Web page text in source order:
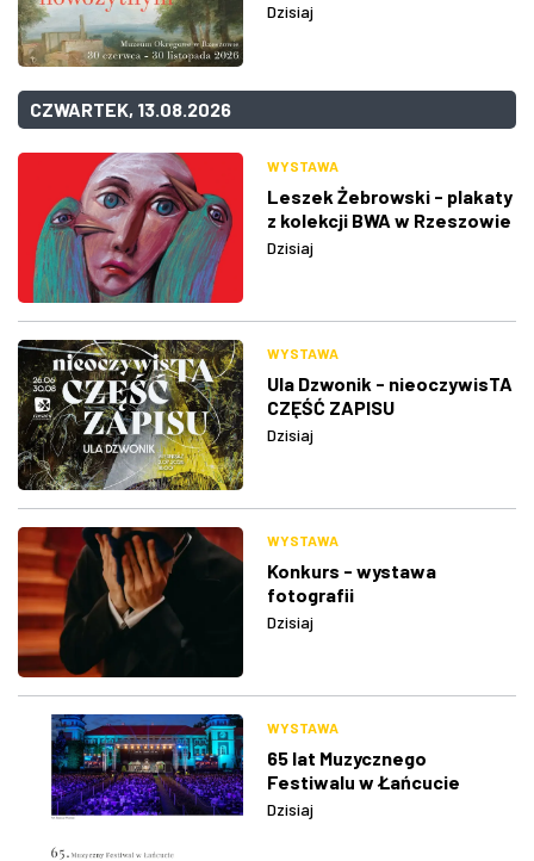
Dzisiaj
CZWARTEK, 13.08.2026
WYSTAWA
Leszek Żebrowski - plakaty
z kolekcji BWA w Rzeszowie
Dzisiaj
WYSTAWA
Ula Dzwonik - nieoczywisTA
CZĘŚĆ ZAPISU
Dzisiaj
WYSTAWA
Konkurs - wystawa
fotografii
Dzisiaj
WYSTAWA
65 lat Muzycznego
Festiwalu w Łańcucie
Dzisiaj